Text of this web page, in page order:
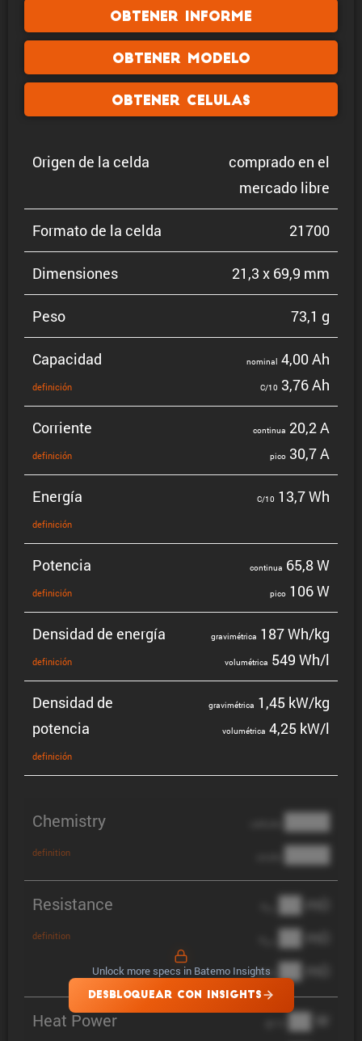
Obtener informe
Obtener modelo
Obtener celulas
Origen de la celda
comprado en el
mercado libre
Formato de la celda 21700
Dimen­siones 21,3 x 69,9 mm
Peso 73,1 g
Capacidad
defini­ción
nominal 4,00 Ah
C/10 3,76 Ah
Corriente
defini­ción
continua 20,2 A
pico 30,7 A
Energía
defini­ción
C/10 13,7 Wh
Potencia
defini­ción
continua 65,8 W
pico 106 W
Densidad de energía
defini­ción
gravi­mé­trica 187 Wh/kg
volumé­trica 549 Wh/l
Densidad de
potencia
defini­ción
gravi­mé­trica 1,45 kW/kg
volumé­trica 4,25 kW/l
Chemistry
definition
████
████
Resistance
definition
██ mΩ
██ mΩ
DCIR ██ mΩ
Heat Power ██ W
Unlock more specs in Batemo Insights
DESBLOQUEAR CON INSIGHTS